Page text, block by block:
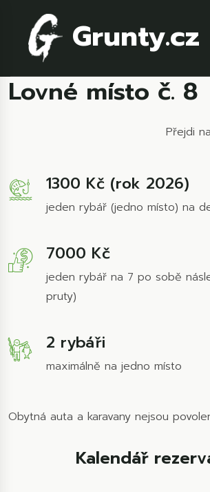
Grunty.cz
Lovné místo č. 8
Přejdi
1300 Kč (rok 2026)
jeden rybář (jedno místo) na
7000 Kč
jeden rybář na 7 po sobě
pruty)
2 rybáři
maximálně na jedno místo
Obytná auta a karavany nejsou
Kalendář